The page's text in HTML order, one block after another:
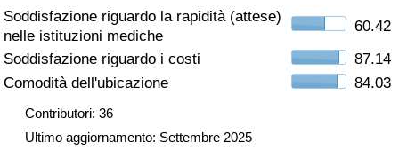
Soddisfazione riguardo la rapidità (attese)
nelle istituzioni mediche
60.42
Soddisfazione riguardo i costi
87.14
Comodità dell'ubicazione
84.03
Contributori: 36
Ultimo aggiornamento: Settembre 2025
Indice dell’Assistenza Sanitaria
Indice dell’Assistenza Sanitaria per
Inquinamento